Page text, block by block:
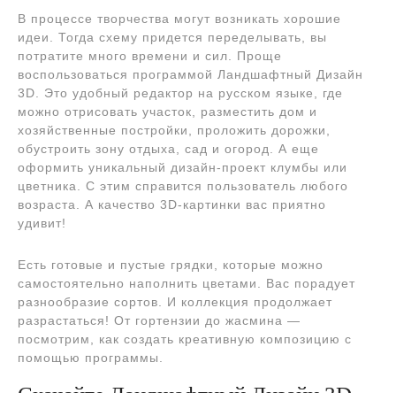
В процессе творчества могут возникать хорошие
идеи. Тогда схему придется переделывать, вы
потратите много времени и сил. Проще
воспользоваться программой Ландшафтный Дизайн
3D. Это удобный редактор на русском языке, где
можно отрисовать участок, разместить дом и
хозяйственные постройки, проложить дорожки,
обустроить зону отдыха, сад и огород. А еще
оформить уникальный дизайн-проект клумбы или
цветника. С этим справится пользователь любого
возраста. А качество 3D-картинки вас приятно
удивит!
Есть готовые и пустые грядки, которые можно
самостоятельно наполнить цветами. Вас порадует
разнообразие сортов. И коллекция продолжает
разрастаться! От гортензии до жасмина —
посмотрим, как создать креативную композицию с
помощью программы.